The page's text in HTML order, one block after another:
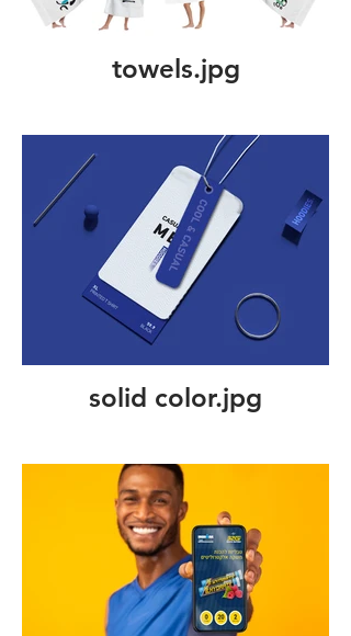
towels.jpg
solid color.jpg